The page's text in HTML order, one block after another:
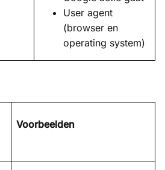
User agent
(browser en
operating system)
Voorbeelden